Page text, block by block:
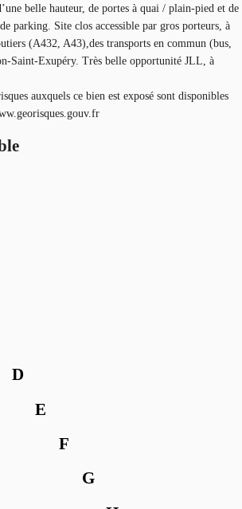
belle hauteur, de portes à quai / plain-pied et de
parking. Site clos accessible par gros porteurs, à
(A432, A43),des transports en commun (bus,
Saint-Exupéry. Très belle opportunité JLL, à
auxquels ce bien est exposé sont disponibles
D
E
F
G